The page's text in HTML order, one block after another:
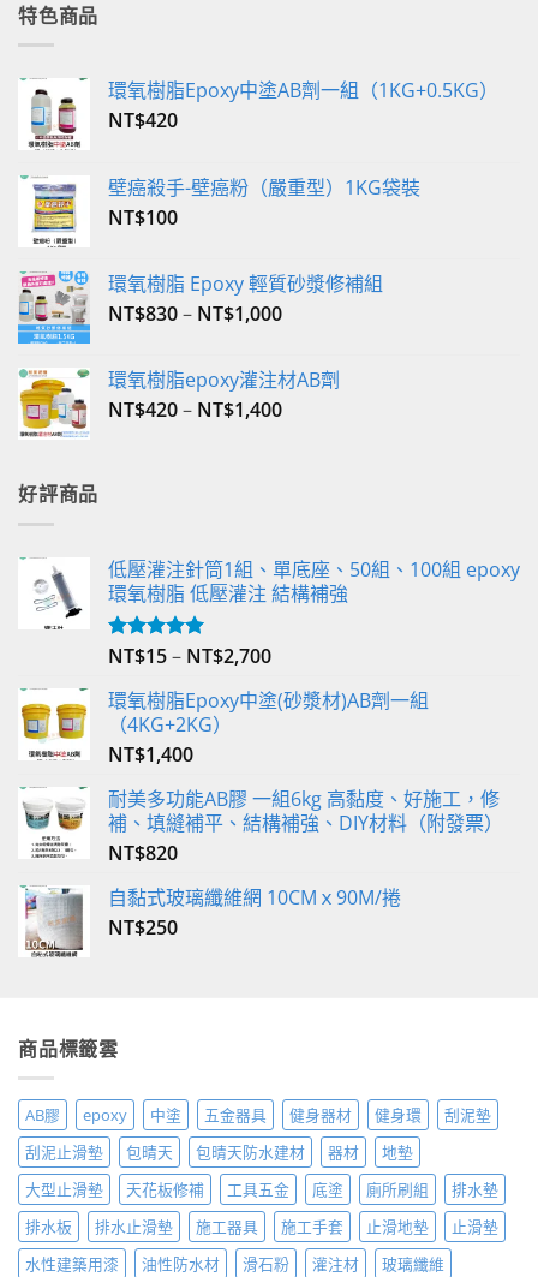
特色商品
環氧樹脂Epoxy中塗AB劑一組（1KG+0.5KG）
NT$420
壁癌殺手-壁癌粉（嚴重型）1KG袋裝
NT$100
環氧樹脂 Epoxy 輕質砂漿修補組
NT$830– NT$1,000
環氧樹脂epoxy灌注材AB劑
NT$420– NT$1,400
好評商品
低壓灌注針筒1組、單底座、50組、100組 epoxy
環氧樹脂 低壓灌注 結構補強
評分5.00
NT$15– NT$2,700
環氧樹脂Epoxy中塗(砂漿材)AB劑一組
（4KG+2KG）
NT$1,400
耐美多功能AB膠 一組6kg 高黏度、好施工，修
補、填縫補平、結構補強、DIY材料（附發票）
NT$820
自黏式玻璃纖維網 10CMｘ90M/捲
NT$250
商品標籤雲
AB膠 epoxy 中塗 五金器具 健身器材 健身環
刮泥墊
刮泥止滑墊
包晴天 包晴天防水建材 器材
地墊
大型止滑墊
天花板修補 工具五金 底塗 廁所刷組
排水墊
排水板
排水止滑墊 施工器具 施工手套 止滑地墊
止滑墊
水性建築用漆
油性防水材 滑石粉 灌注材
玻璃纖維